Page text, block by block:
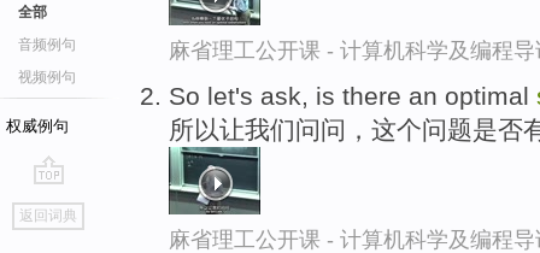
全部
音频例句
视频例句
权威例句
go
top
返回词典
麻省理工公开课 - 计算机科学及编程
So let's ask, is there an optimal
所以让我们问问，这个问题是否
麻省理工公开课 - 计算机科学及编程